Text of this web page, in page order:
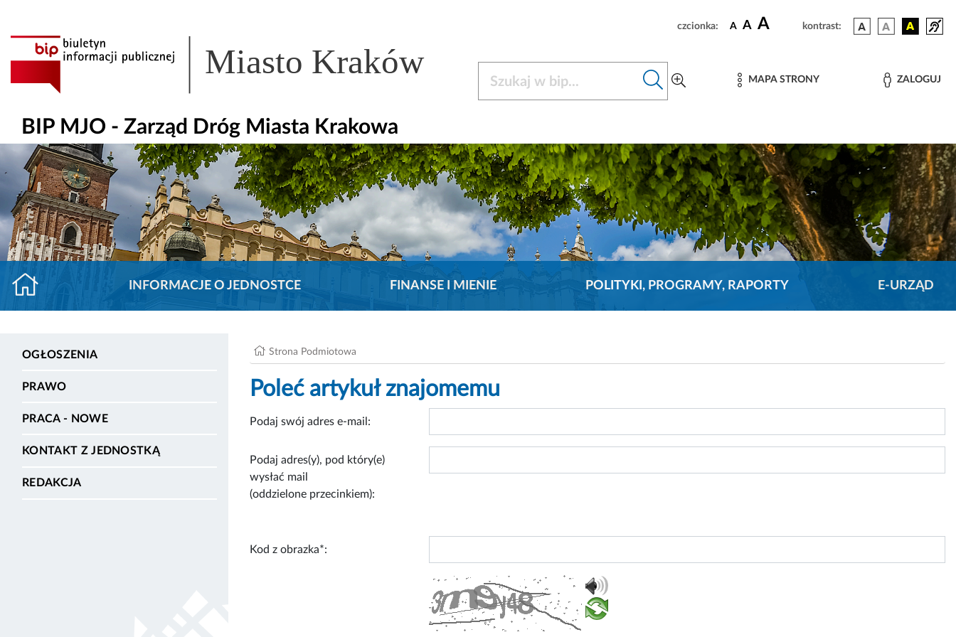
czcionka: A A A kontrast:
Miasto Kraków MAPA STRONY ZALOGUJ
BIP MJO - Zarząd Dróg Miasta Krakowa
INFORMACJE O JEDNOSTCE FINANSE I MIENIE POLITYKI, PROGRAMY, RAPORTY E-URZĄD
OGŁOSZENIA
PRAWO
PRACA - NOWE
KONTAKT Z JEDNOSTKĄ
REDAKCJA
Strona Podmiotowa
Poleć artykuł znajomemu
Podaj swój adres e-mail:
Podaj adres(y), pod który(e)
wysłać mail
(oddzielone przecinkiem):
Kod z obrazka*: